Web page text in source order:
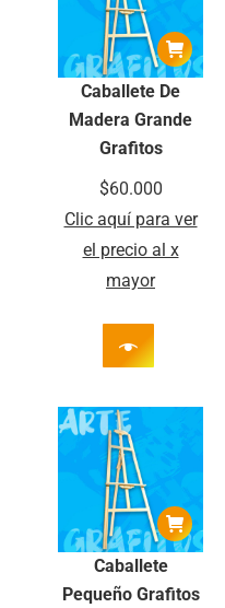
Caballete De
Madera Grande
Grafitos
$60.000
Clic aquí para ver
el precio al x
mayor
Caballete
Pequeño Grafitos